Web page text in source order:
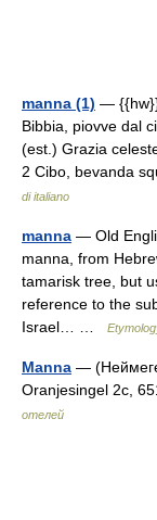
manna (1) —
Bibbia, piovve dal
(est.) Grazia
2 Cibo, bevanda
di italiano
manna — Old
manna, from
tamarisk tree, but
reference to the
Israel… …
Manna —
Oranjesingel 2c,
отелей